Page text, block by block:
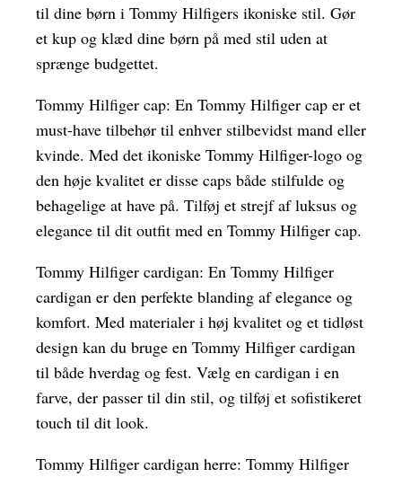
til dine børn i Tommy Hilfigers ikoniske stil. Gør
et kup og klæd dine børn på med stil uden at
sprænge budgettet.
Tommy Hilfiger cap: En Tommy Hilfiger cap er et
must-have tilbehør til enhver stilbevidst mand eller
kvinde. Med det ikoniske Tommy Hilfiger-logo og
den høje kvalitet er disse caps både stilfulde og
behagelige at have på. Tilføj et strejf af luksus og
elegance til dit outfit med en Tommy Hilfiger cap.
Tommy Hilfiger cardigan: En Tommy Hilfiger
cardigan er den perfekte blanding af elegance og
komfort. Med materialer i høj kvalitet og et tidløst
design kan du bruge en Tommy Hilfiger cardigan
til både hverdag og fest. Vælg en cardigan i en
farve, der passer til din stil, og tilføj et sofistikeret
touch til dit look.
Tommy Hilfiger cardigan herre: Tommy Hilfiger